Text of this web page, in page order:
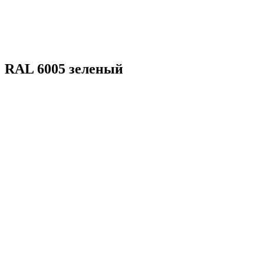
RAL 6005 зеленый